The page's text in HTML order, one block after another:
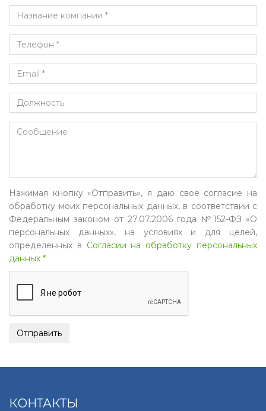
Нажимая кнопку «Отправить», я даю свое согласие на
обработку моих персональных данных, в соответствии с
Федеральным законом от 27.07.2006 года №152-ФЗ «О
персональных данных», на условиях и для целей,
определенных в Согласии на обработку персональных
данных *
КОНТАКТЫ